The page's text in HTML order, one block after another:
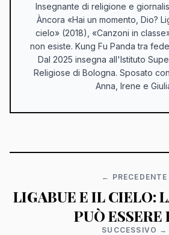
Insegnante di religione e
Àncora «Hai un momento, Dio?
cielo» (2018), «Canzoni in
non esiste. Kung Fu Panda tra
Dal 2025 insegna all'Istituto
Religiose di Bologna. Sposato
Anna, Irene e
← PRECEDENTE
LIGABUE E IL CIELO:
PUÒ ESSERE
SUCCESSIVO →